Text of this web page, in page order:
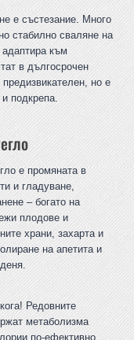
е състезание. Много
стабилно сваляне на
към
в дългосрочен
но е
подкрепа.
е промяната в
и гладуване,
– богато на
плодове и
храни, захарта и
на апетита и
Редовните
метаболизма
по-ефективно.